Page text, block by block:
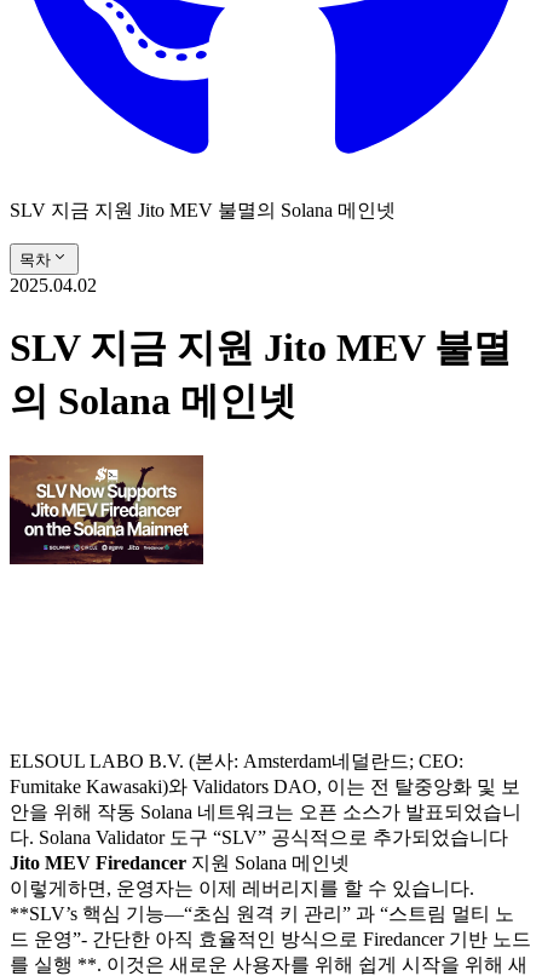
SLV 지금 지원 Jito MEV 불멸의 Solana 메인넷
목차
2025.04.02
SLV 지금 지원 Jito MEV 불멸
의 Solana 메인넷
ELSOUL LABO B.V. (본사: Amsterdam네덜란드; CEO:
Fumitake Kawasaki)와 Validators DAO, 이는 전 탈중앙화 및 보
안을 위해 작동 Solana 네트워크는 오픈 소스가 발표되었습니
다. Solana Validator 도구 “SLV” 공식적으로 추가되었습니다
Jito MEV Firedancer 지원 Solana 메인넷
이렇게하면, 운영자는 이제 레버리지를 할 수 있습니다.
**SLV’s 핵심 기능—“초심 원격 키 관리” 과 “스트림 멀티 노
드 운영”- 간단한 아직 효율적인 방식으로 Firedancer 기반 노드
를 실행 **. 이것은 새로운 사용자를 위해 쉽게 시작을 위해 새